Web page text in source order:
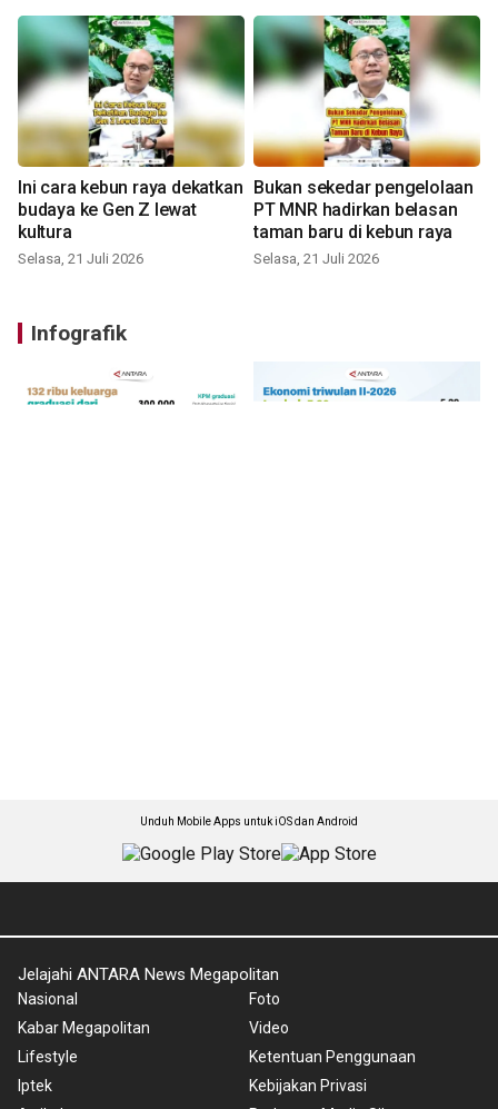
Ini cara kebun raya dekatkan
budaya ke Gen Z lewat
kultura
Selasa, 21 Juli 2026
Bukan sekedar pengelolaan
PT MNR hadirkan belasan
taman baru di kebun raya
Selasa, 21 Juli 2026
Infografik
Unduh Mobile Apps untuk iOS dan Android
Jelajahi ANTARA News Megapolitan
Nasional
Kabar Megapolitan
Lifestyle
Iptek
Foto
Video
Ketentuan Penggunaan
Kebijakan Privasi